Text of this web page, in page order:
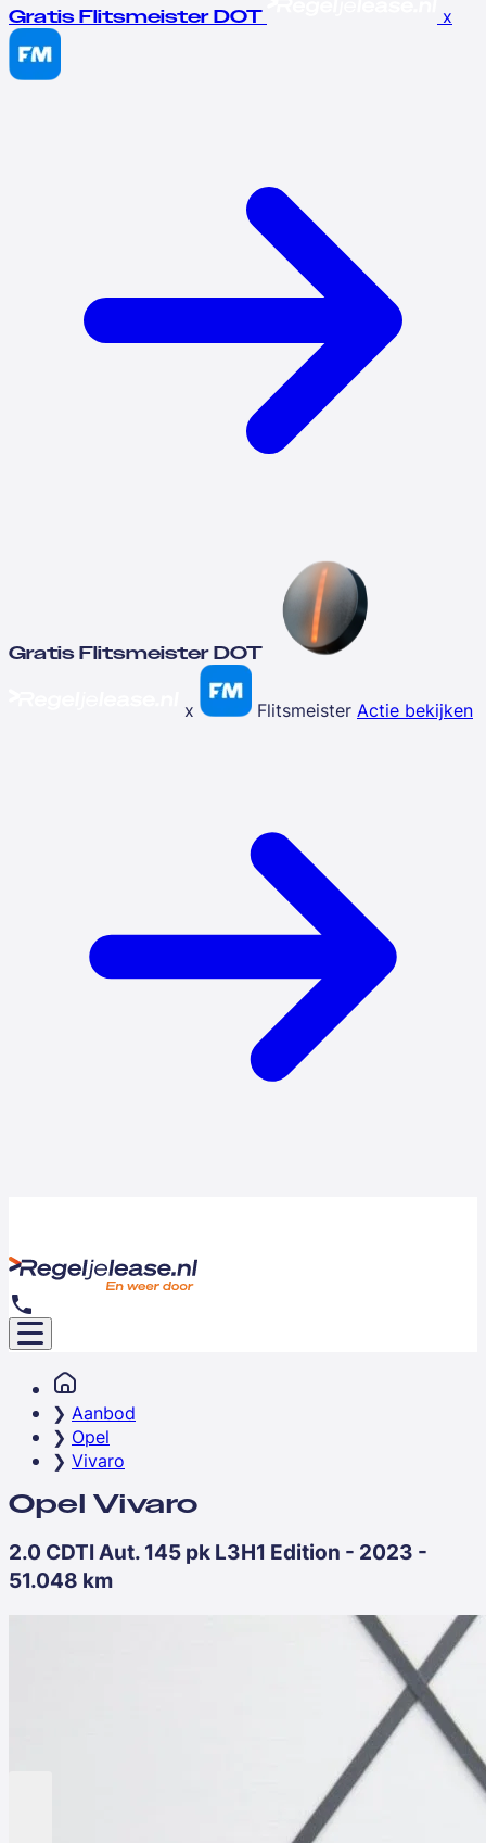
Gratis Flitsmeister DOT x
Gratis Flitsmeister DOT
x Flitsmeister Actie bekijken
Aanbod
Opel
Vivaro
Opel Vivaro
2.0 CDTI Aut. 145 pk L3H1 Edition - 2023 -
51.048 km